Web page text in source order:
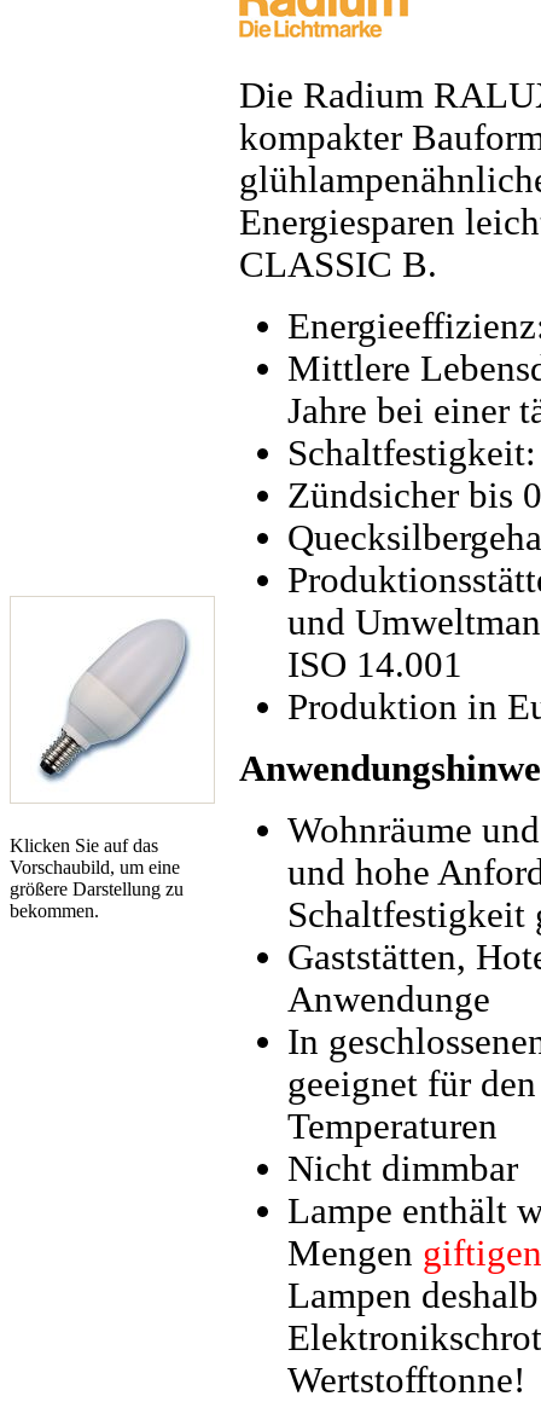
Klicken Sie auf das
Vorschaubild, um eine
größere Darstellung zu
bekommen.
Die Radium
kompakter
Energiesparen
CLASSIC B.
Mittlere
Jahre bei einer
Zündsicher bis
und
ISO 14.001
Produktion in
Wohnräume
und hohe
Schaltfestigkeit
Gaststätten,
Anwendunge
In
geeignet für
Temperaturen
Nicht dimmbar
Lampe enthält
Mengen
Lampen
Wertstofftonne!